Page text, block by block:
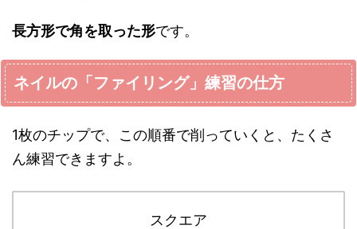
長方形で角を取った形です。
ネイルの「ファイリング」練習の仕方
1枚のチップで、この順番で削っていくと、たくさ
ん練習できますよ。
スクエア